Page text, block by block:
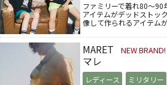
ファミリーで着れ80～90
アイテムがデッドストッ
像して作られるアイテム
MARET NEW BRAND!
マレ
レディース ミリタリー